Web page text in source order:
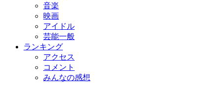
音楽
映画
アイドル
芸能一般
ランキング
アクセス
コメント
みんなの感想